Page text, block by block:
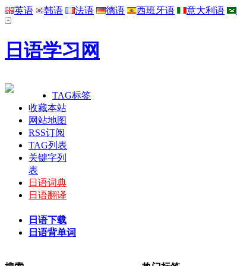
英语 韩语 法语 德语 西班牙语 意大利语
日语学习网
TAG标签
收藏本站
网站地图
RSS订阅
TAG列表
关键字列
表
日语词典
日语翻译
日语下载
日语背单词